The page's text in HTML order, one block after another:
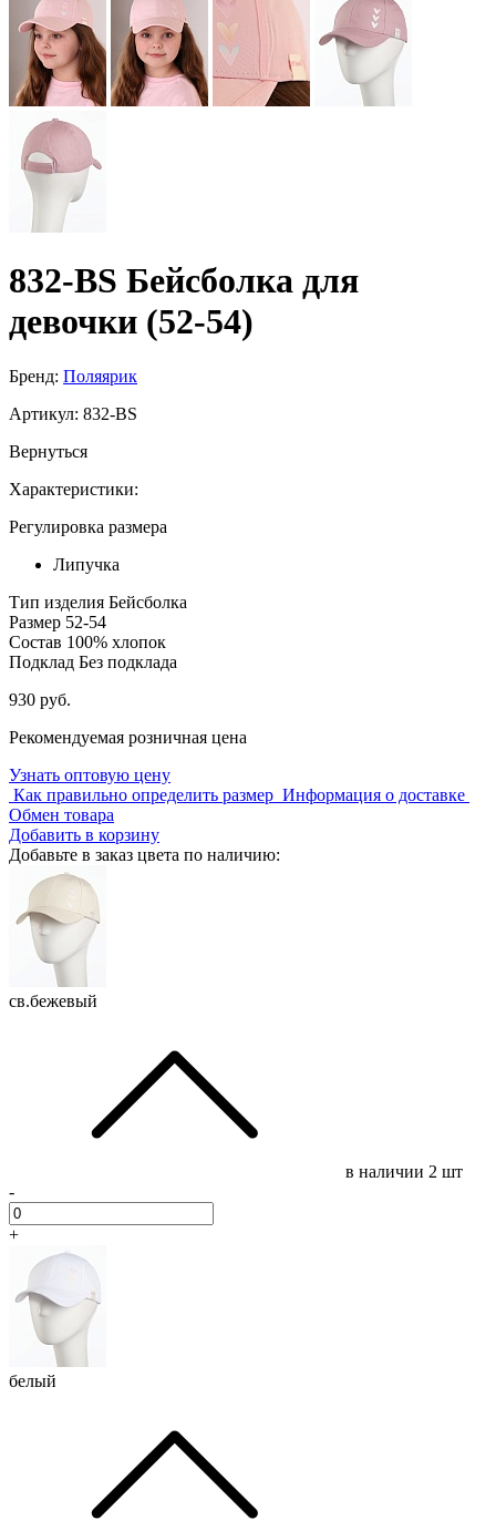
832-BS Бейсболка для
девочки (52-54)
Бренд: Поляярик
Артикул: 832-BS
Вернуться
Характеристики:
Регулировка размера
Липучка
Тип изделия Бейсболка
Размер 52-54
Состав 100% хлопок
Подклад Без подклада
930 руб.
Рекомендуемая розничная цена
Узнать оптовую цену
Как правильно определить размер Информация о доставке
Обмен товара
Добавить в корзину
Добавьте в заказ цвета по наличию:
св.бежевый
в наличии 2 шт
-
+
белый